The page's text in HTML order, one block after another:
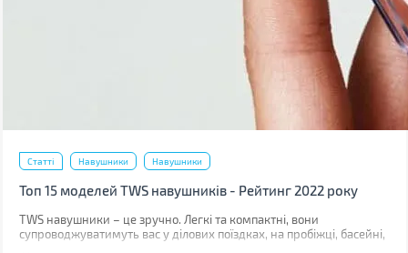
Статті Навушники Навушники
Топ 15 моделей TWS навушників - Рейтинг 2022 року
TWS навушники – це зручно. Легкі та компактні, вони
супроводжуватимуть вас у ділових поїздках, на пробіжці, басейні,